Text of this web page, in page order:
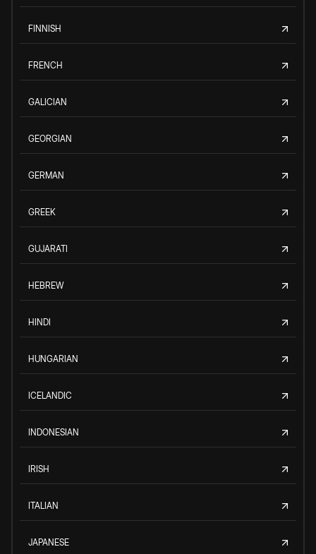
FINNISH
FRENCH
GALICIAN
GEORGIAN
GERMAN
GREEK
GUJARATI
HEBREW
HINDI
HUNGARIAN
ICELANDIC
INDONESIAN
IRISH
ITALIAN
JAPANESE